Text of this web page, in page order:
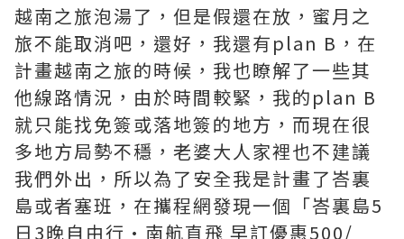
越南之旅泡湯了，但是假還在放，蜜月之
旅不能取消吧，還好，我還有plan B，在
計畫越南之旅的時候，我也瞭解了一些其
他線路情況，由於時間較緊，我的plan B
就只能找免簽或落地簽的地方，而現在很
多地方局勢不穩，老婆大人家裡也不建議
我們外出，所以為了安全我是計畫了峇裏
島或者塞班，在攜程網發現一個「峇裏島5
日3晚自由行·南航直飛 早訂優惠500/